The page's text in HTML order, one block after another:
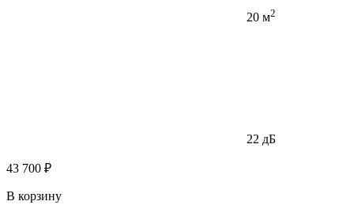
20 м2
22 дБ
43 700 ₽
В корзину